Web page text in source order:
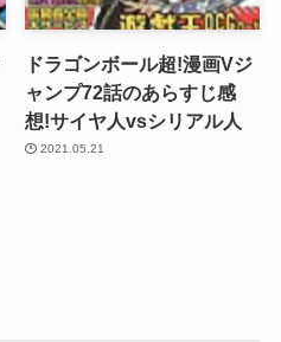
ドラゴンボール超!漫画Vジ
ャンプ72話のあらすじ感
想!サイヤ人vsシリアル人
2021.05.21